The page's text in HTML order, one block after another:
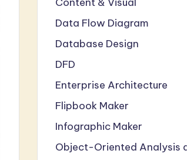
Data Flow Diagram
Database Design
DFD
Enterprise Architecture
Flipbook Maker
Infographic Maker
Object-Oriented Analysis